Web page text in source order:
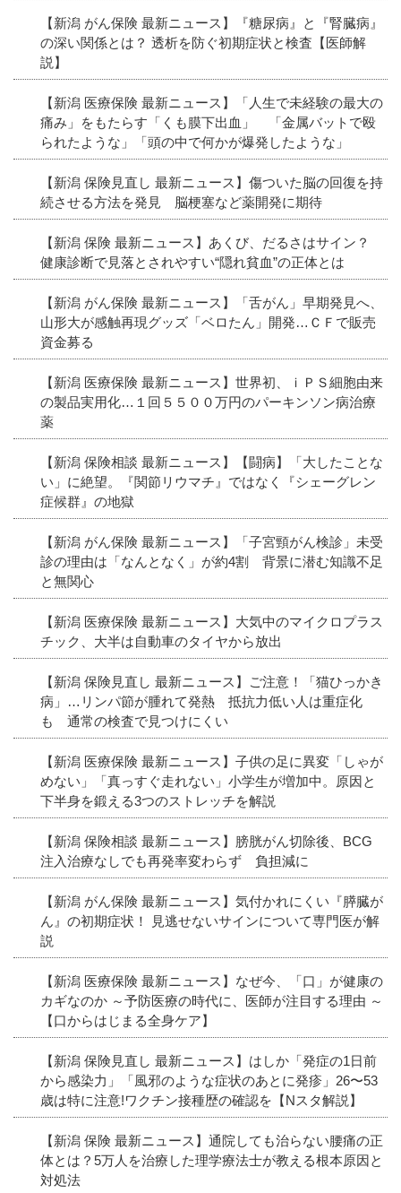
【新潟 がん保険 最新ニュース】『糖尿病』と『腎臓病』
の深い関係とは？ 透析を防ぐ初期症状と検査【医師解
説】
【新潟 医療保険 最新ニュース】「人生で未経験の最大の
痛み」をもたらす「くも膜下出血」 「金属バットで殴
られたような」「頭の中で何かが爆発したような」
【新潟 保険見直し 最新ニュース】傷ついた脳の回復を持
続させる方法を発見 脳梗塞など薬開発に期待
【新潟 保険 最新ニュース】あくび、だるさはサイン？
健康診断で見落とされやすい“隠れ貧血”の正体とは
【新潟 がん保険 最新ニュース】「舌がん」早期発見へ、
山形大が感触再現グッズ「ベロたん」開発…ＣＦで販売
資金募る
【新潟 医療保険 最新ニュース】世界初、ｉＰＳ細胞由来
の製品実用化…１回５５００万円のパーキンソン病治療
薬
【新潟 保険相談 最新ニュース】【闘病】「大したことな
い」に絶望。『関節リウマチ』ではなく『シェーグレン
症候群』の地獄
【新潟 がん保険 最新ニュース】「子宮頸がん検診」未受
診の理由は「なんとなく」が約4割 背景に潜む知識不足
と無関心
【新潟 医療保険 最新ニュース】大気中のマイクロプラス
チック、大半は自動車のタイヤから放出
【新潟 保険見直し 最新ニュース】ご注意！「猫ひっかき
病」…リンパ節が腫れて発熱 抵抗力低い人は重症化
も 通常の検査で見つけにくい
【新潟 医療保険 最新ニュース】子供の足に異変「しゃが
めない」「真っすぐ走れない」小学生が増加中。原因と
下半身を鍛える3つのストレッチを解説
【新潟 保険相談 最新ニュース】膀胱がん切除後、BCG
注入治療なしでも再発率変わらず 負担減に
【新潟 がん保険 最新ニュース】気付かれにくい『膵臓が
ん』の初期症状！ 見逃せないサインについて専門医が解
説
【新潟 医療保険 最新ニュース】なぜ今、「口」が健康の
カギなのか ～予防医療の時代に、医師が注目する理由 ～
【口からはじまる全身ケア】
【新潟 保険見直し 最新ニュース】はしか「発症の1日前
から感染力」「風邪のような症状のあとに発疹」26〜53
歳は特に注意!ワクチン接種歴の確認を【Nスタ解説】
【新潟 保険 最新ニュース】通院しても治らない腰痛の正
体とは？5万人を治療した理学療法士が教える根本原因と
対処法